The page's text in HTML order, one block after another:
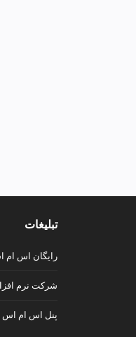
تبلیغات
رایگان اس ام
شرکت نرم
پنل اس ام اس